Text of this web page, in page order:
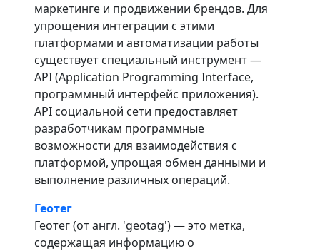
маркетинге и продвижении брендов. Для
упрощения интеграции с этими
платформами и автоматизации работы
существует специальный инструмент —
API (Application Programming Interface,
программный интерфейс приложения).
API социальной сети предоставляет
разработчикам программные
возможности для взаимодействия с
платформой, упрощая обмен данными и
выполнение различных операций.
Геотег
Геотег (от англ. 'geotag') — это метка,
содержащая информацию о